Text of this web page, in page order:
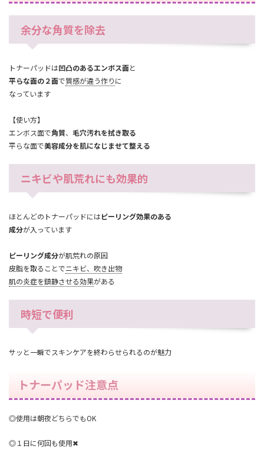
余分な角質を除去
トナーパッドは凹凸のあるエンボス面と
平らな面の２面で質感が違う作りに
なっています
【使い方】
エンボス面で角質、 毛穴汚れを拭き取る
平らな面で美容成分を肌になじませて整える
ニキビや肌荒れにも効果的
ほとんどのトナーパッドにはピーリング効果のある
成分が入っています
ピーリング成分が肌荒れの原因
皮脂を取ることでニキビ、吹き出物
肌の炎症を鎮静させる効果がある
時短で便利
サッと一瞬でスキンケアを終わらせられるのが魅力
トナーパッド注意点
◎使用は朝夜どちらでもOK
◎１日に何回も使用✖